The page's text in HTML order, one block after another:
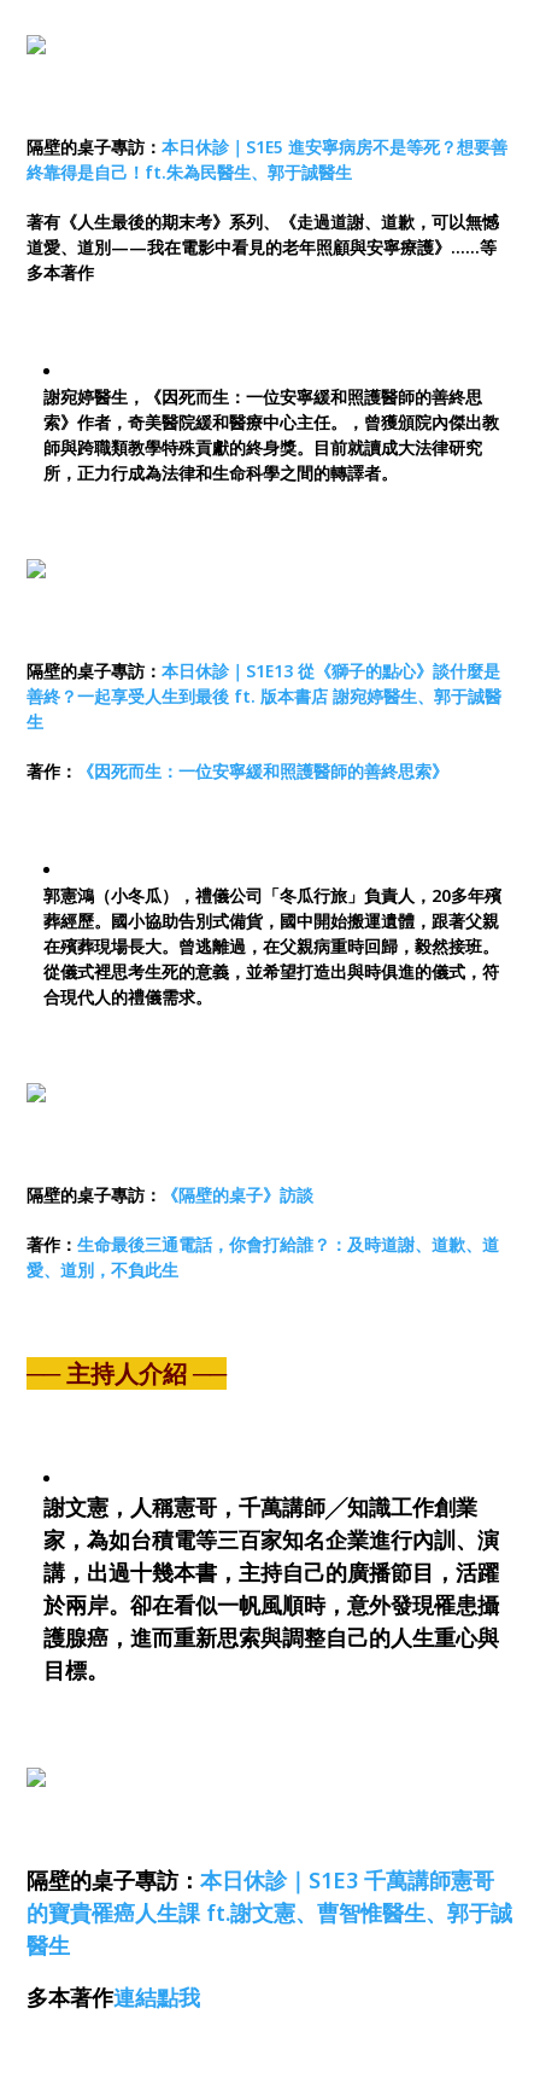
隔壁的桌子專訪：本日休診｜S1E5 進安寧病房不是等死？想要善
終靠得是自己！ft.朱為民醫生、郭于誠醫生
著有《人生最後的期末考》系列、《走過道謝、道歉，可以無憾
道愛、道別——我在電影中看見的老年照顧與安寧療護》……等
多本著作
謝宛婷醫生，《因死而生：一位安寧緩和照護醫師的善終思
索》作者，奇美醫院緩和醫療中心主任。，曾獲頒院內傑出教
師與跨職類教學特殊貢獻的終身獎。目前就讀成大法律研究
所，正力行成為法律和生命科學之間的轉譯者。
隔壁的桌子專訪：本日休診｜S1E13 從《獅子的點心》談什麼是
善終？一起享受人生到最後 ft. 版本書店 謝宛婷醫生、郭于誠醫
生
著作： 《因死而生：一位安寧緩和照護醫師的善終思索》
郭憲鴻（小冬瓜），禮儀公司「冬瓜行旅」負責人，20多年殯
葬經歷。國小協助告別式備貨，國中開始搬運遺體，跟著父親
在殯葬現場長大。曾逃離過，在父親病重時回歸，毅然接班。
從儀式裡思考生死的意義，並希望打造出與時俱進的儀式，符
合現代人的禮儀需求。
隔壁的桌子專訪： 《隔壁的桌子》訪談
著作：生命最後三通電話，你會打給誰？：及時道謝、道歉、道
愛、道別，不負此生
── 主持人介紹 ──
謝文憲，人稱憲哥，千萬講師╱知識工作創業
家，為如台積電等三百家知名企業進行內訓、演
講，出過十幾本書，主持自己的廣播節目，活躍
於兩岸。卻在看似一帆風順時，意外發現罹患攝
護腺癌，進而重新思索與調整自己的人生重心與
目標。
隔壁的桌子專訪：本日休診｜S1E3 千萬講師憲哥
的寶貴罹癌人生課 ft.謝文憲、曹智惟醫生、郭于誠
醫生
多本著作連結點我